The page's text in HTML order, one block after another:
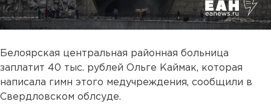
Белоярская центральная районная больница
заплатит 40 тыс. рублей Ольге Каймак, которая
написала гимн этого медучреждения, сообщили в
Свердловском облсуде.